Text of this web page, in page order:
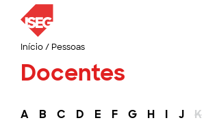
Início/ Pessoas
Docentes
A B C D E F G H I J K